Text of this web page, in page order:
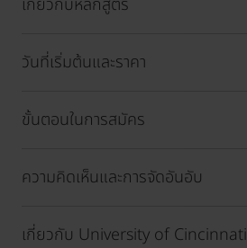
เกี่ยวกับหลักสูตร
วันที่เริ่มต้นและราคา
ขั้นตอนในการสมัคร
ความคิดเห็นและการจัดอันอับ
เกี่ยวกับ University of Cincinnati